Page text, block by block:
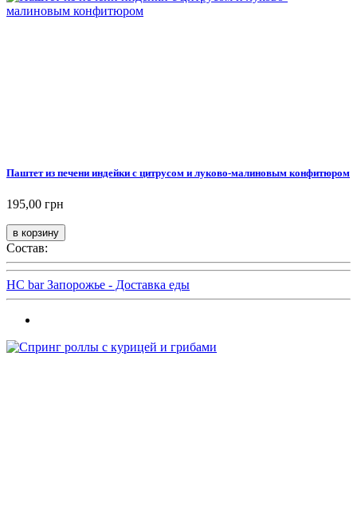
Паштет из печени индейки с цитрусом и луково-малиновым конфитюром
195,00 грн
Состав:
HC bar Запорожье - Доставка еды